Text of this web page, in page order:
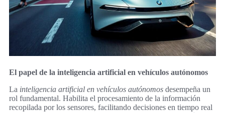
El papel de la inteligencia artificial en vehículos autónomos
La inteligencia artificial en vehículos autónomos desempeña un
rol fundamental. Habilita el procesamiento de la información
recopilada por los sensores, facilitando decisiones en tiempo real